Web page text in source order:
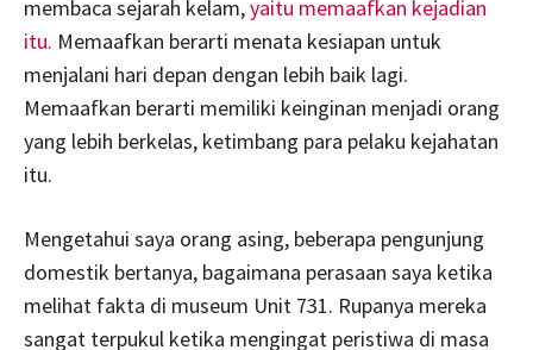
membaca sejarah kelam,yaitu memaafkan kejadian
itu. Memaafkan berarti menata kesiapan untuk
menjalani hari depan dengan lebih baik lagi.
Memaafkan berarti memiliki keinginan menjadi orang
yang lebih berkelas, ketimbang para pelaku kejahatan
itu.
Mengetahui saya orang asing, beberapa pengunjung
domestik bertanya, bagaimana perasaan saya ketika
melihat fakta di museum Unit 731. Rupanya mereka
sangat terpukul ketika mengingat peristiwa di masa